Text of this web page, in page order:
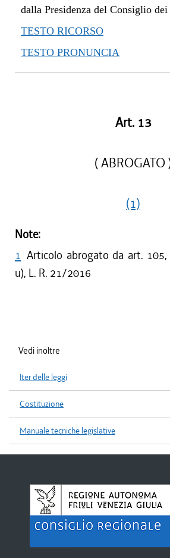
dalla Presidenza del Consiglio
TESTO RICORSO
TESTO PRONUNCIA
Art. 13
( ABROGATO
(1)
Note:
1 Articolo abrogato da art.
u), L. R. 21/2016
Vedi inoltre
Iter delle leggi
Costituzione
Manuale tecniche legislative